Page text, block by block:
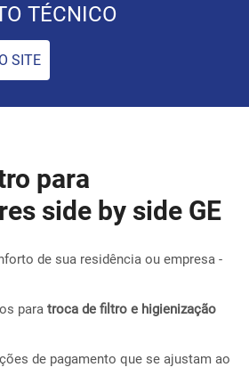
TÉCNICO
SITE
para
side by side GE
de sua residência ou empresa -
para troca de filtro e higienização
de pagamento que se ajustam ao